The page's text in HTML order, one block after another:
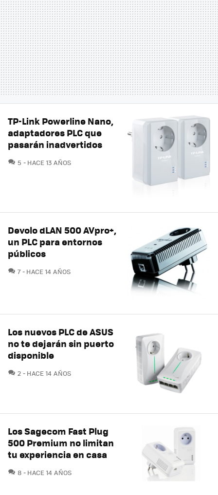
TP-Link Powerline Nano,
adaptadores PLC que
pasarán inadvertidos
5 COMENTARIOS
HACE 13 AÑOS
Devolo dLAN 500 AVpro+,
un PLC para entornos
públicos
7COMENTARIOS
HACE 14 AÑOS
Los nuevos PLC de ASUS
no te dejarán sin puerto
disponible
2 COMENTARIOS
HACE 14 AÑOS
Los Sagecom Fast Plug
500 Premium no limitan
tu experiencia en casa
8 COMENTARIOS
HACE 14 AÑOS